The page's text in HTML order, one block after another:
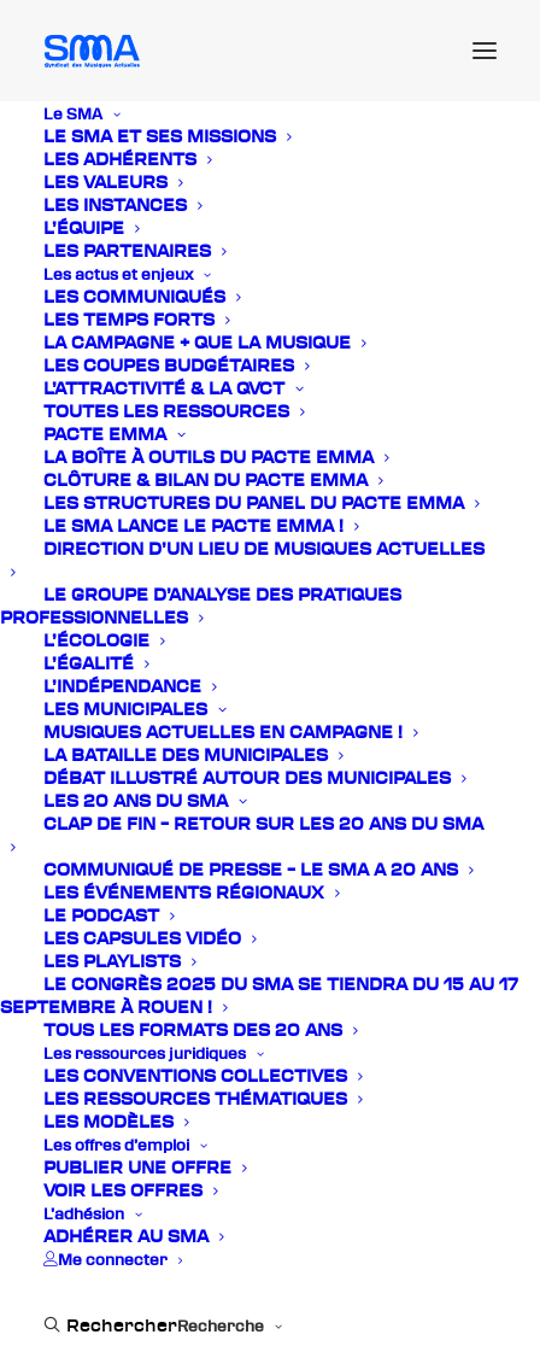
Le SMA
LE SMA ET SES MISSIONS
LES ADHÉRENTS
LES VALEURS
LES INSTANCES
L’ÉQUIPE
LES PARTENAIRES
Les actus et enjeux
LES COMMUNIQUÉS
LES TEMPS FORTS
LA CAMPAGNE + QUE LA MUSIQUE
LES COUPES BUDGÉTAIRES
L’ATTRACTIVITÉ & LA QVCT
TOUTES LES RESSOURCES
PACTE EMMA
LA BOÎTE À OUTILS DU PACTE EMMA
CLÔTURE & BILAN DU PACTE EMMA
LES STRUCTURES DU PANEL DU PACTE EMMA
LE SMA LANCE LE PACTE EMMA !
DIRECTION D’UN LIEU DE MUSIQUES ACTUELLES
LE GROUPE D’ANALYSE DES PRATIQUES
PROFESSIONNELLES
L’ÉCOLOGIE
L’ÉGALITÉ
L’INDÉPENDANCE
LES MUNICIPALES
MUSIQUES ACTUELLES EN CAMPAGNE !
LA BATAILLE DES MUNICIPALES
DÉBAT ILLUSTRÉ AUTOUR DES MUNICIPALES
LES 20 ANS DU SMA
CLAP DE FIN – RETOUR SUR LES 20 ANS DU SMA
COMMUNIQUÉ DE PRESSE – LE SMA A 20 ANS
LES ÉVÉNEMENTS RÉGIONAUX
LE PODCAST
LES CAPSULES VIDÉO
LES PLAYLISTS
LE CONGRÈS 2025 DU SMA SE TIENDRA DU 15 AU 17
SEPTEMBRE À ROUEN !
TOUS LES FORMATS DES 20 ANS
Les ressources juridiques
LES CONVENTIONS COLLECTIVES
LES RESSOURCES THÉMATIQUES
LES MODÈLES
Les offres d’emploi
PUBLIER UNE OFFRE
VOIR LES OFFRES
L’adhésion
ADHÉRER AU SMA
Me connecter
Recherche
Actualités
COMMUNIQUÉ : POUR UN NOUVEL
ÉLAN COLLECTIF DES MUSIQUES EN
FRANCE
POUR UN NOUVEL ÉLAN COLLECTIF DES
MUSIQUES EN FRANCE Le SMA se réjouit à
l’annonce du lancement de la mission de
préfiguration du Centre National de…
26 avril 2018